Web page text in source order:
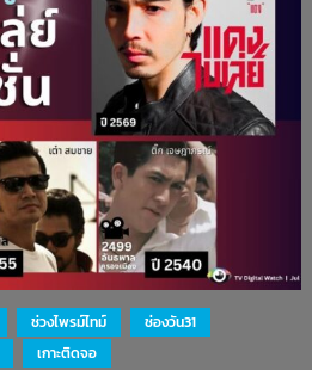
ช่วงไพรม์ไทม์
ช่องวัน31
เกาะติดจอ